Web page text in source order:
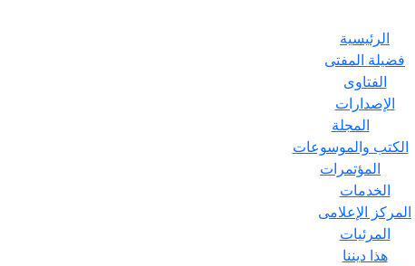
الرئيسية
فضيلة المفتى
الفتاوى
الإصدارات
المجلة
الكتب والموسوعات
المؤتمرات
الخدمات
المركز الإعلامى
المرئيات
هذا ديننا